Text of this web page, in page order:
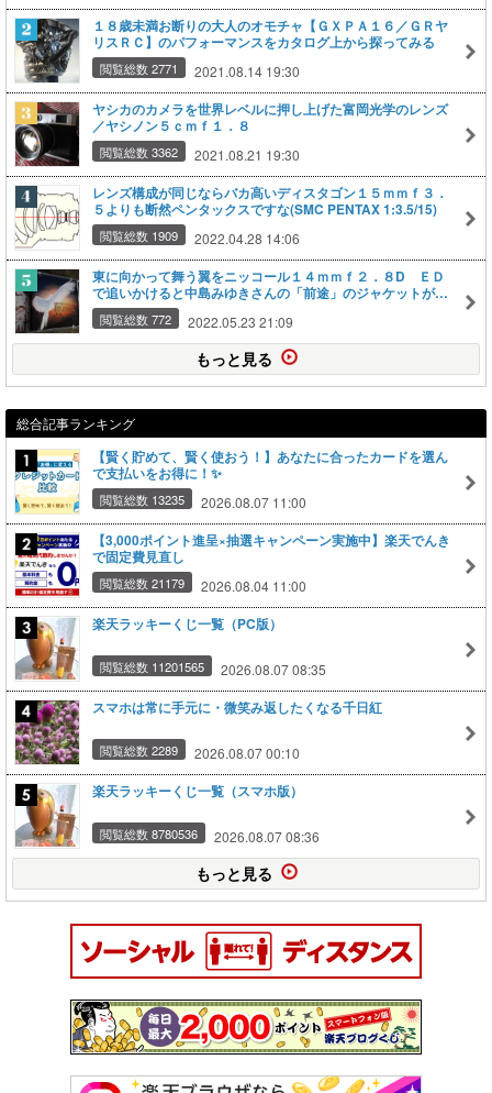
１８歳未満お断りの大人のオモチャ【ＧＸＰＡ１６／ＧＲヤ
リスＲＣ】のパフォーマンスをカタログ上から探ってみる
閲覧総数 2771 2021.08.14 19:30
ヤシカのカメラを世界レベルに押し上げた富岡光学のレンズ
／ヤシノン５ｃｍｆ１．８
閲覧総数 3362 2021.08.21 19:30
レンズ構成が同じならバカ高いディスタゴン１５ｍｍｆ３．
５よりも断然ペンタックスですな(SMC PENTAX 1:3.5/15)
閲覧総数 1909 2022.04.28 14:06
東に向かって舞う翼をニッコール１４ｍｍｆ２．８D ＥＤ
で追いかけると中島みゆきさんの「前途」のジャケットが見
えた
閲覧総数 772 2022.05.23 21:09
もっと見る
総合記事ランキング
【賢く貯めて、賢く使おう！】あなたに合ったカードを選ん
で支払いをお得に！✨
閲覧総数 13235 2026.08.07 11:00
【3,000ポイント進呈×抽選キャンペーン実施中】楽天でんき
で固定費見直し
閲覧総数 21179 2026.08.04 11:00
楽天ラッキーくじ一覧（PC版）
閲覧総数 11201565 2026.08.07 08:35
スマホは常に手元に・微笑み返したくなる千日紅
閲覧総数 2289 2026.08.07 00:10
楽天ラッキーくじ一覧（スマホ版）
閲覧総数 8780536 2026.08.07 08:36
もっと見る